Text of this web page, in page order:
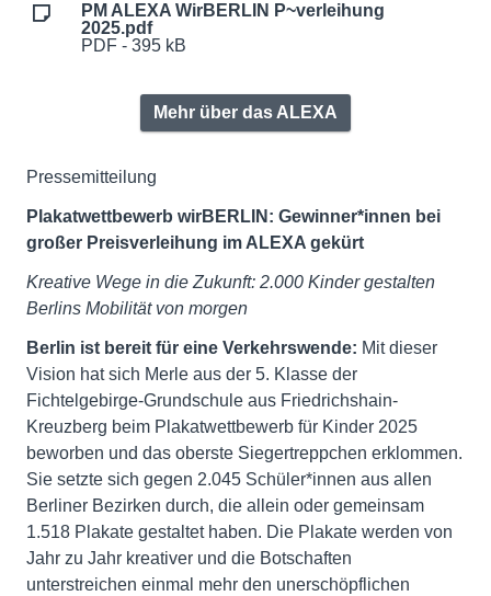
PM ALEXA WirBERLIN P~verleihung
2025.pdf
PDF - 395 kB
Mehr über das ALEXA
Pressemitteilung
Plakatwettbewerb wirBERLIN: Gewinner*innen bei
großer Preisverleihung im ALEXA gekürt
Kreative Wege in die Zukunft: 2.000 Kinder gestalten
Berlins Mobilität von morgen
Berlin ist bereit für eine Verkehrswende: Mit dieser
Vision hat sich Merle aus der 5. Klasse der
Fichtelgebirge-Grundschule aus Friedrichshain-
Kreuzberg beim Plakatwettbewerb für Kinder 2025
beworben und das oberste Siegertreppchen erklommen.
Sie setzte sich gegen 2.045 Schüler*innen aus allen
Berliner Bezirken durch, die allein oder gemeinsam
1.518 Plakate gestaltet haben. Die Plakate werden von
Jahr zu Jahr kreativer und die Botschaften
unterstreichen einmal mehr den unerschöpflichen